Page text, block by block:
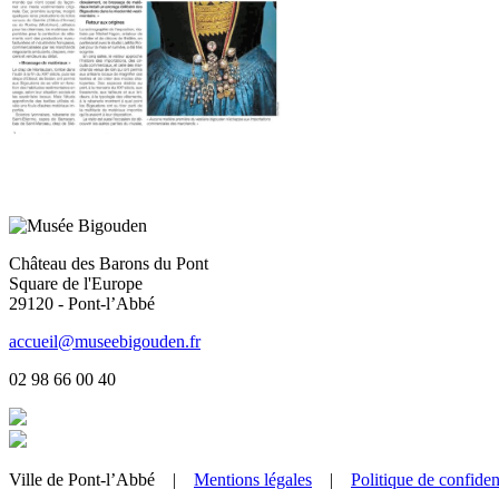
Château des Barons du Pont
Square de l'Europe
29120 - Pont-l’Abbé
accueil@museebigouden.fr
02 98 66 00 40
Ville de Pont-l’Abbé | Mentions légales | Politique de